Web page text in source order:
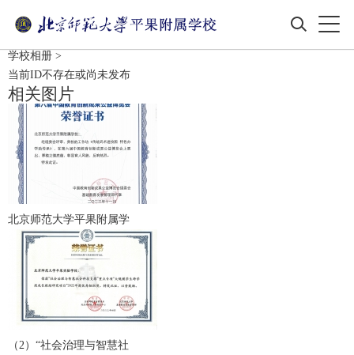
学校相册 >
当前ID不存在或尚未发布
相关图片
北京师范大学平果附属学
（2）“社会治理与智慧社